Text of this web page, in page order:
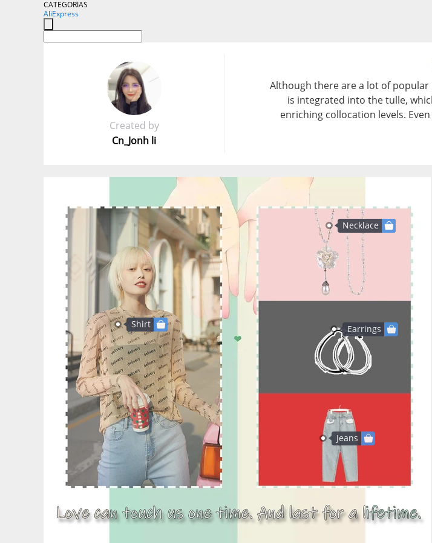
CATEGORIAS
AliExpress
Created by
Cn_Jonh li
Although there are a lot of
is integrated into the tulle,
enriching collocation levels.
Shirt
Necklace
Earrings
Jeans